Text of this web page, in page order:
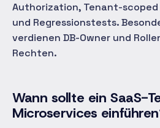
Authorization, Tenant-
und Regressionstests.
verdienen DB-Owner und
Rechten.
Wann sollte ein SaaS-
Microservices